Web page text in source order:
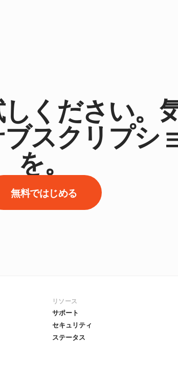
ください。
スクリプシ
を。
無料ではじめる
リソース
サポート
セキュリティ
ステータス